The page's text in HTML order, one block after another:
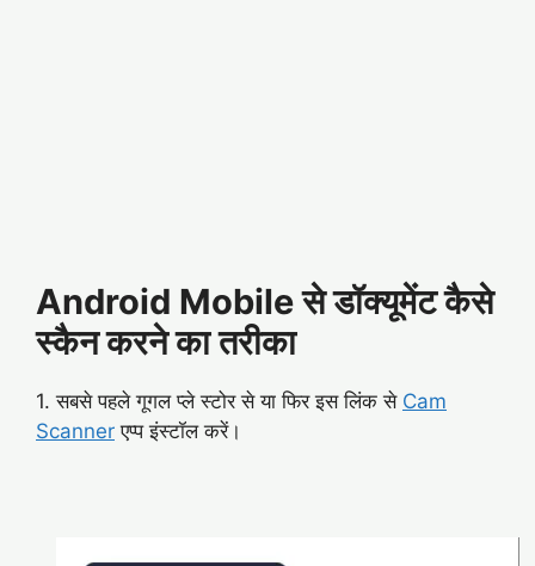
Android Mobile से डॉक्यूमेंट कैसे
स्कैन करने का तरीका
1. सबसे पहले गूगल प्ले स्टोर से या फिर इस लिंक से Cam
Scanner एप्प इंस्टॉल करें।